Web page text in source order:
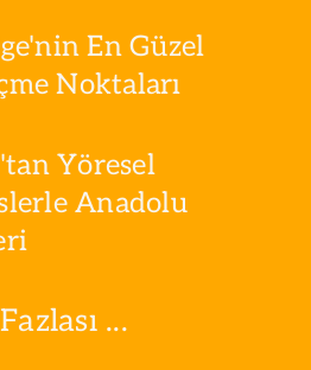
En Güzel
Noktaları
Yöresel
Anadolu
...